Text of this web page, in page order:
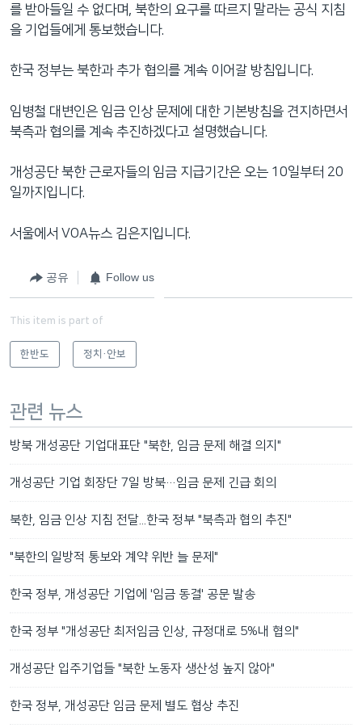
를 받아들일 수 없다며, 북한의 요구를 따르지 말라는 공식 지침
을 기업들에게 통보했습니다.
한국 정부는 북한과 추가 협의를 계속 이어갈 방침입니다.
임병철 대변인은 임금 인상 문제에 대한 기본방침을 견지하면서
북측과 협의를 계속 추진하겠다고 설명했습니다.
개성공단 북한 근로자들의 임금 지급기간은 오는 10일부터 20
일까지입니다.
서울에서 VOA뉴스 김은지입니다.
공유 Follow us
This item is part of
한반도 정치·안보
관련 뉴스
방북 개성공단 기업대표단 "북한, 임금 문제 해결 의지"
개성공단 기업 회장단 7일 방북…임금 문제 긴급 회의
북한, 임금 인상 지침 전달...한국 정부 "북측과 협의 추진"
"북한의 일방적 통보와 계약 위반 늘 문제"
한국 정부, 개성공단 기업에 '임금 동결' 공문 발송
한국 정부 "개성공단 최저임금 인상, 규정대로 5%내 협의"
개성공단 입주기업들 "북한 노동자 생산성 높지 않아"
한국 정부, 개성공단 임금 문제 별도 협상 추진